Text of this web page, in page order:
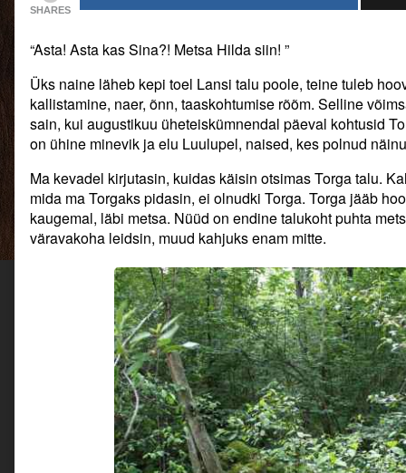
of
legend.,
SHARES
“Asta! Asta kas Sina?! Metsa Hilda siin! ”
Üks naine läheb kepi toel Lansi talu poole, teine tuleb
kallistamine, naer, õnn, taaskohtumise rõõm. Selline
sain, kui augustikuu üheteiskümnendal päeval kohtusid
on ühine minevik ja elu Luulupel, naised, kes polnud
Ma kevadel kirjutasin, kuidas käisin otsimas Torga talu.
mida ma Torgaks pidasin, ei olnudki Torga. Torga jääb
kaugemal, läbi metsa. Nüüd on endine talukoht puhta
väravakoha leidsin, muud kahjuks enam mitte.